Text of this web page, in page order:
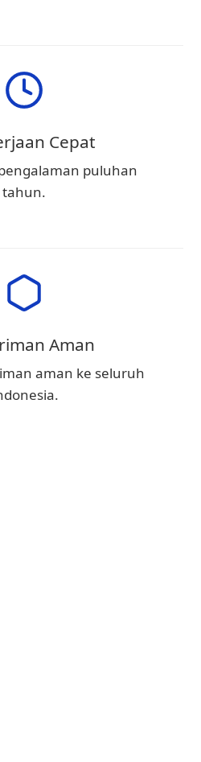
Cepat
puluhan
tahun.
Aman
aman ke seluruh